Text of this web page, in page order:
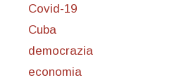
Covid-19
Cuba
democrazia
economia